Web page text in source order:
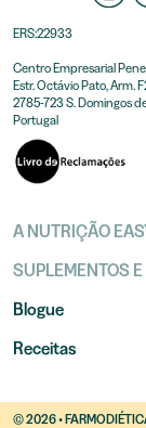
ERS:22933
Centro Empresarial
Estr. Octávio Pato, Arm.
2785-723 S. Domingos
Portugal
A NUTRIÇÃO
SUPLEMENTOS
Blogue
Receitas
© 2026 •